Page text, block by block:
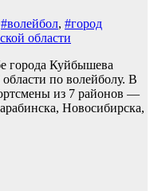
#волейбол, #город
области
города Куйбышева
по волейболу. В
из 7 районов —
Новосибирска,